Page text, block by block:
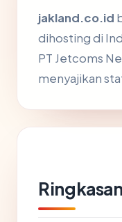
jakland.co.id
dihosting di
PT Jetcoms
menyajikan